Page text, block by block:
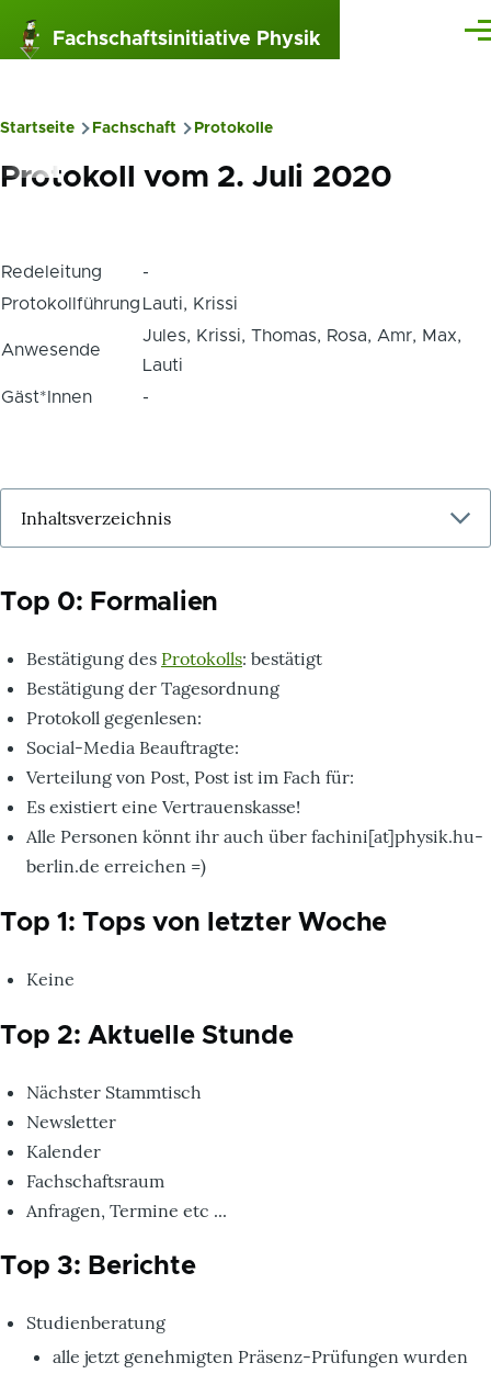
Fachschaftsinitiative Physik
Startseite Fachschaft Protokolle
Protokoll vom 2. Juli 2020
Redeleitung
-
Protokollführung Lauti, Krissi
Anwesende
Jules, Krissi, Thomas, Rosa, Amr, Max,
Lauti
Gäst*Innen
-
Top 0: Formalien
Bestätigung des Protokolls: bestätigt
Bestätigung der Tagesordnung
Protokoll gegenlesen:
Social-Media Beauftragte:
Verteilung von Post, Post ist im Fach für:
Es existiert eine Vertrauenskasse!
Alle Personen könnt ihr auch über fachini[at]physik.hu-
berlin.de erreichen =)
Top 1: Tops von letzter Woche
Keine
Top 2: Aktuelle Stunde
Nächster Stammtisch
Newsletter
Kalender
Fachschaftsraum
Anfragen, Termine etc ...
Top 3: Berichte
Studienberatung
alle jetzt genehmigten Präsenz-Prüfungen wurden